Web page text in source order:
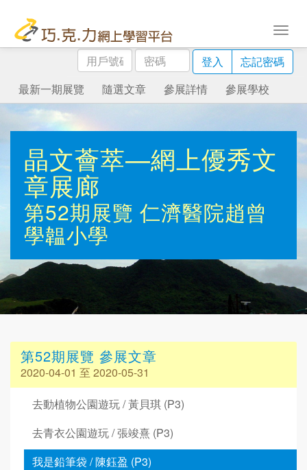
用
戶
號
碼
密
碼
登入
忘記密碼
最新一期展覽
隨選文章 參展詳情 參展學校
晶文薈萃—網上優秀文
章展廊
第52期展覽 仁濟醫院趙曾
學韞小學
第52期展覽 參展文章
2020-04-01 至 2020-05-31
去動植物公園遊玩 / 黃貝琪 (P3)
去青衣公園遊玩 / 張竣熹 (P3)
我是鉛筆袋 / 陳鈺盈 (P3)